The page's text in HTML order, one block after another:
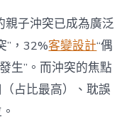
中
親子沖突已成為廣泛
”，32%客變設計“偶
發生”。而沖突的焦點
占比最高）、耽誤